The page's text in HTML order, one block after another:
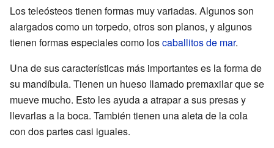
Los teleósteos tienen formas muy variadas. Algunos son
alargados como un torpedo, otros son planos, y algunos
tienen formas especiales como loscaballitos de mar.
Una de sus características más importantes es la forma de
su mandíbula. Tienen un hueso llamado premaxilar que se
mueve mucho. Esto les ayuda a atrapar a sus presas y
llevarlas a la boca. También tienen una aleta de la cola
con dos partes casi iguales.